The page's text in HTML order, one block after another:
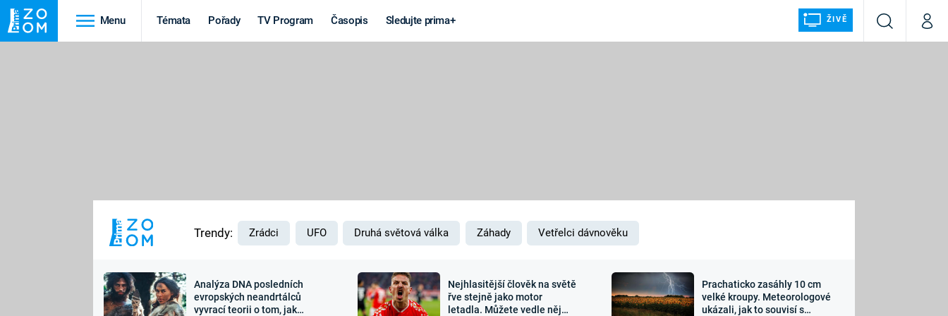
Menu Témata Pořady TV Program Časopis Sledujte prima+ ŽIVĚ
VyhledáváníMůj
MARS
Výročí
Záhady a
Zajímavosti Sledujte nás
Trendy: Zrádci UFO Druhá světová válka Záhady Vetřelci dávnověku
Analýza DNA posledních
evropských neandrtálců
vyvrací teorii o tom, jak
Nejhlasitější člověk na světě
řve stejně jako motor
letadla. Můžete vedle něj
Prachaticko zasáhly 10 cm
velké kroupy. Meteorologové
ukázali, jak to souvisí s